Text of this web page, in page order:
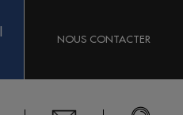
NOUS CONTACTER